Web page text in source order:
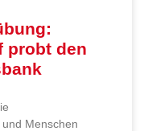
probt den
Menschen